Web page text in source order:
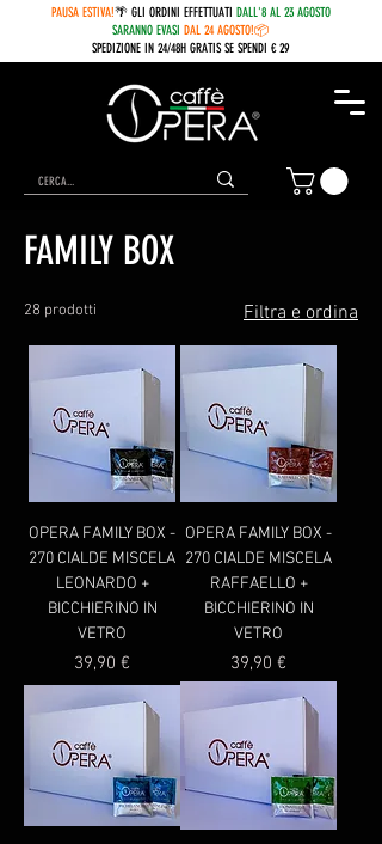
PAUSA ESTIVA!🌴 GLI ORDINI EFFETTUATI DALL'8 AL 23 AGOSTO
SARANNO EVASI DAL 24 AGOSTO!📦
SPEDIZIONE IN 24/48H GRATIS SE SPENDI € 29
Home
FAMILY BOX
28 prodotti Filtra e ordina
OPERA FAMILY BOX -
270 CIALDE MISCELA
LEONARDO +
BICCHIERINO IN
VETRO
Prezzo
39,90 €
OPERA FAMILY BOX -
270 CIALDE MISCELA
RAFFAELLO +
BICCHIERINO IN
VETRO
Prezzo
39,90 €